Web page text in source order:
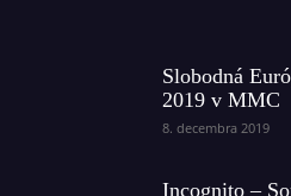
Slobodná
2019 v MMC
8. decembra 2019
Incognito –